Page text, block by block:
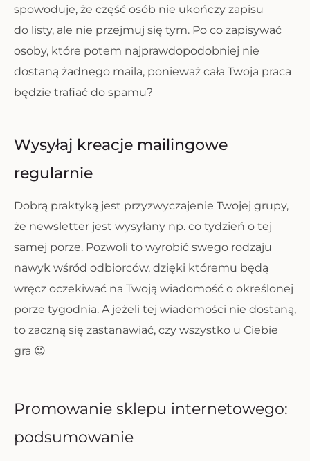
spowoduje, że część osób nie ukończy zapisu
do listy, ale nie przejmuj się tym. Po co zapisywać
osoby, które potem najprawdopodobniej nie
dostaną żadnego maila, ponieważ cała Twoja praca
będzie trafiać do spamu?
Wysyłaj kreacje mailingowe
regularnie
Dobrą praktyką jest przyzwyczajenie Twojej grupy,
że newsletter jest wysyłany np. co tydzień o tej
samej porze. Pozwoli to wyrobić swego rodzaju
nawyk wśród odbiorców, dzięki któremu będą
wręcz oczekiwać na Twoją wiadomość o określonej
porze tygodnia. A jeżeli tej wiadomości nie dostaną,
to zaczną się zastanawiać, czy wszystko u Ciebie
gra 😉
Promowanie sklepu internetowego:
podsumowanie